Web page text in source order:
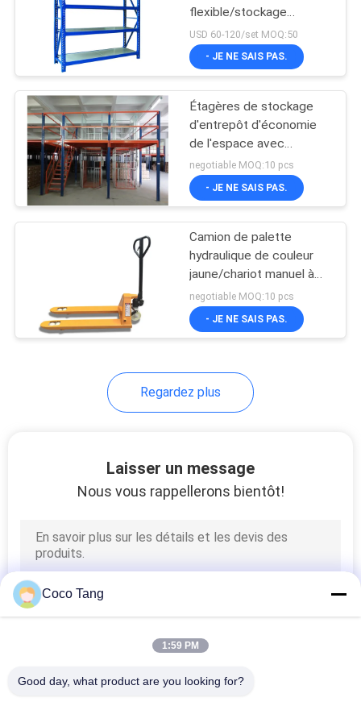
flexible/stockage
industriel étire résistant
USD 60-120/set MOQ:50
- JE NE SAIS PAS.
Étagères de stockage
d'entrepôt d'économie
de l'espace avec
fonctionnel multi
d'escalier
negotiable MOQ:10 pcs
- JE NE SAIS PAS.
Camion de palette
hydraulique de couleur
jaune/chariot manuel à
chariot élévateur pour
l'entrepôt
negotiable MOQ:10 pcs
- JE NE SAIS PAS.
Regardez plus
Laisser un message
Nous vous rappellerons bientôt!
Coco Tang
1:59 PM
Good day, what product are you looking for?